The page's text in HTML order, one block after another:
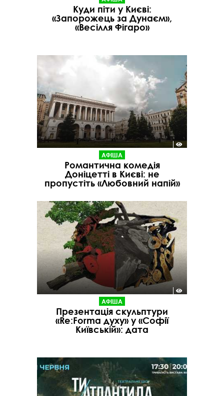
Куди піти у Києві:
«Запорожець за Дунаєм»,
«Весілля Фігаро»
АФІША
Романтична комедія
Доніцетті в Києві: не
пропустіть «Любовний напій»
АФІША
Презентація скульптури
«Re:Forma духу» у «Софії
Київській»: дата